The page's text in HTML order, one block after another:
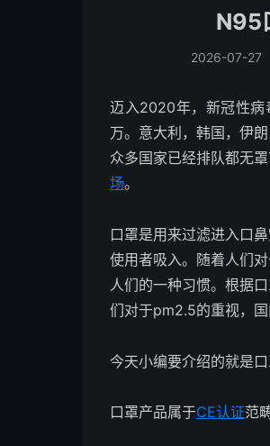
N95
2026-07-27
迈入2020年，新冠性病
万。意大利，韩国，伊
众多国家已经排队都无
场。
口罩是用来过滤进入口
使用者吸入。随着人们
人们的一种习惯。根据
们对于pm2.5的重视，
今天小编要介绍的就是
口罩产品属于CE认证范